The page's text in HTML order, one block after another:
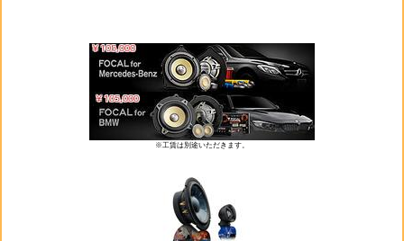
※工賃は別途いただきます。